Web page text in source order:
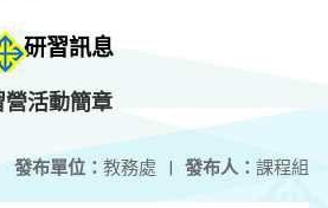
研習訊息
營活動簡章
發布人： 課程組
發布單位： 教務處 |